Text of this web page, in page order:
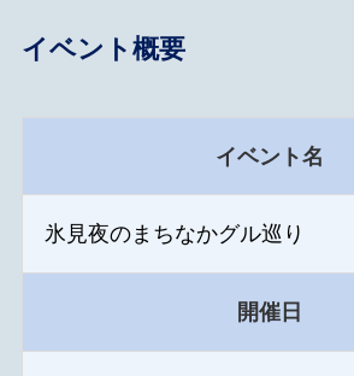
イベント概要
イベント名
氷見夜のまちなかグル巡り
開催日